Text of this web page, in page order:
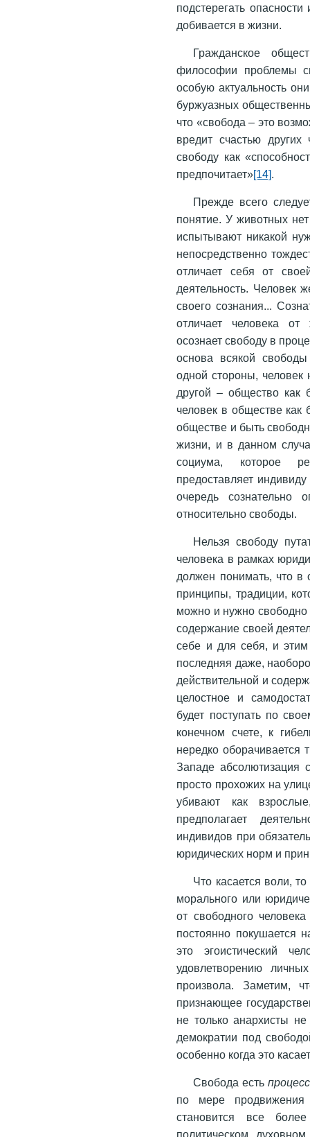
подстерегать
добивается в жизни.
Гражданское
философии проблемы
особую актуальность
буржуазных
что «свобода – это
вредит счастью других
свободу как
предпочитает»[14].
Прежде всего
понятие. У животных
испытывают никакой
непосредственно
отличает себя от
деятельность. Человек
своего сознания...
отличает человека от
осознает свободу в
основа всякой
одной стороны, человек
другой – общество как
человек в обществе
обществе и быть
жизни, и в данном
социума, которое
предоставляет
очередь сознательно
относительно свободы.
Нельзя свободу
человека в рамках
должен понимать, что в
принципы, традиции,
можно и нужно свободно
содержание своей
себе и для себя, и
последняя даже,
действительной и
целостное и
будет поступать по
конечном счете, к
нередко оборачивается
Западе абсолютизация
просто прохожих на
убивают как
предполагает
индивидов при
юридических норм и
Что касается воли,
морального или
от свободного
постоянно покушается
это эгоистический
удовлетворению
произвола. Заметим,
признающее
не только анархисты
демократии под
особенно когда это
Свобода естьпроцесс
по мере продвижения
становится все
политическом,